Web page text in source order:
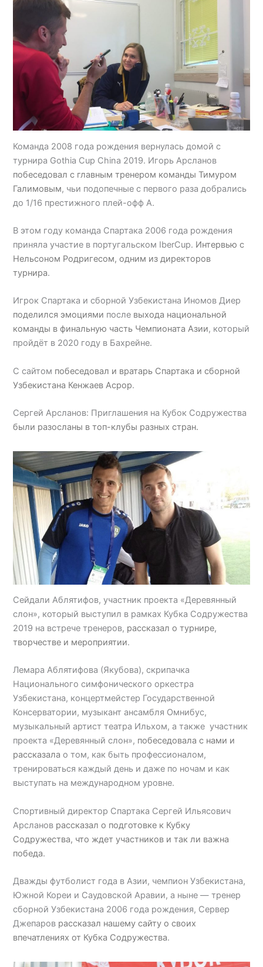
Команда 2008 года рождения вернулась домой с
турнира Gothia Cup China 2019. Игорь Арсланов
побеседовал с главным тренером команды Тимуром
Галимовым, чьи подопечные с первого раза добрались
до 1/16 престижного плей-офф А.
В этом году команда Спартака 2006 года рождения
приняла участие в португальском IberCup. Интервью с
Нельсоном Родригесом, одним из директоров
турнира.
Игрок Спартака и сборной Узбекистана Иномов Диер
поделился эмоциями после выхода национальной
команды в финальную часть Чемпионата Азии, который
пройдёт в 2020 году в Бахрейне.
С сайтом побеседовал и вратарь Спартака и сборной
Узбекистана Кенжаев Асрор.
Сергей Арсланов: Приглашения на Кубок Содружества
были разосланы в топ-клубы разных стран.
Сейдали Аблятифов, участник проекта «Деревянный
слон», который выступил в рамках Кубка Содружества
2019 на встрече тренеров, рассказал о турнире,
творчестве и мероприятии.
Лемара Аблятифова (Якубова), скрипачка
Национального симфонического оркестра
Узбекистана, концертмейстер Государственной
Консерватории, музыкант ансамбля Омнибус,
музыкальный артист театра Ильхом, а также участник
проекта «Деревянный слон», побеседовала с нами и
рассказала о том, как быть профессионалом,
тренироваться каждый день и даже по ночам и как
выступать на международном уровне.
Спортивный директор Спартака Сергей Ильясович
Арсланов рассказал о подготовке к Кубку
Содружества, что ждет участников и так ли важна
победа.
Дважды футболист года в Азии, чемпион Узбекистана,
Южной Кореи и Саудовской Аравии, а ныне — тренер
сборной Узбекистана 2006 года рождения, Сервер
Джепаров рассказал нашему сайту о своих
впечатлениях от Кубка Содружества.